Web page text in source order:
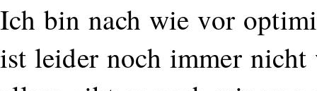
Ich bin nach wie vor
ist leider noch immer